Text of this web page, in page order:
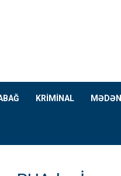
KRİMİNAL